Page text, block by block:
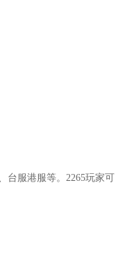
台服港服等。2265玩家可